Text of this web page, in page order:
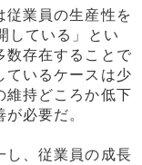
業員の生産性を
している」とい
数存在することで
ているケースは少
維持どころか低下
必要だ。
、従業員の成長